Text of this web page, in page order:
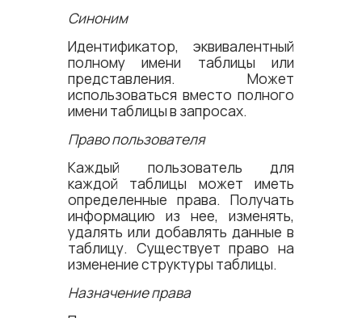
Синоним
Идентификатор, эквивалентный
полному имени таблицы или
представления. Может
использоваться вместо полного
имени таблицы в запросах.
Право пользователя
Каждый пользователь для
каждой таблицы может иметь
определенные права. Получать
информацию из нее, изменять,
удалять или добавлять данные в
таблицу. Существует право на
изменение структуры таблицы.
Назначение права